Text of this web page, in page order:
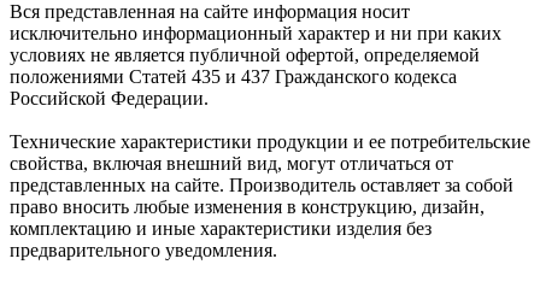
Вся представленная на сайте информация носит
исключительно информационный характер и ни при каких
условиях не является публичной офертой, определяемой
положениями Статей 435 и 437 Гражданского кодекса
Российской Федерации.
Технические характеристики продукции и ее потребительские
свойства, включая внешний вид, могут отличаться от
представленных на сайте. Производитель оставляет за собой
право вносить любые изменения в конструкцию, дизайн,
комплектацию и иные характеристики изделия без
предварительного уведомления.